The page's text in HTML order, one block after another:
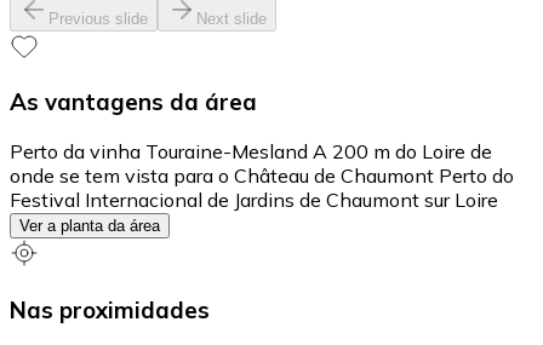
Previous slide Next slide
As vantagens da área
Perto da vinha Touraine-Mesland A 200 m do Loire de
onde se tem vista para o Château de Chaumont Perto do
Festival Internacional de Jardins de Chaumont sur Loire
Ver a planta da área
Nas proximidades